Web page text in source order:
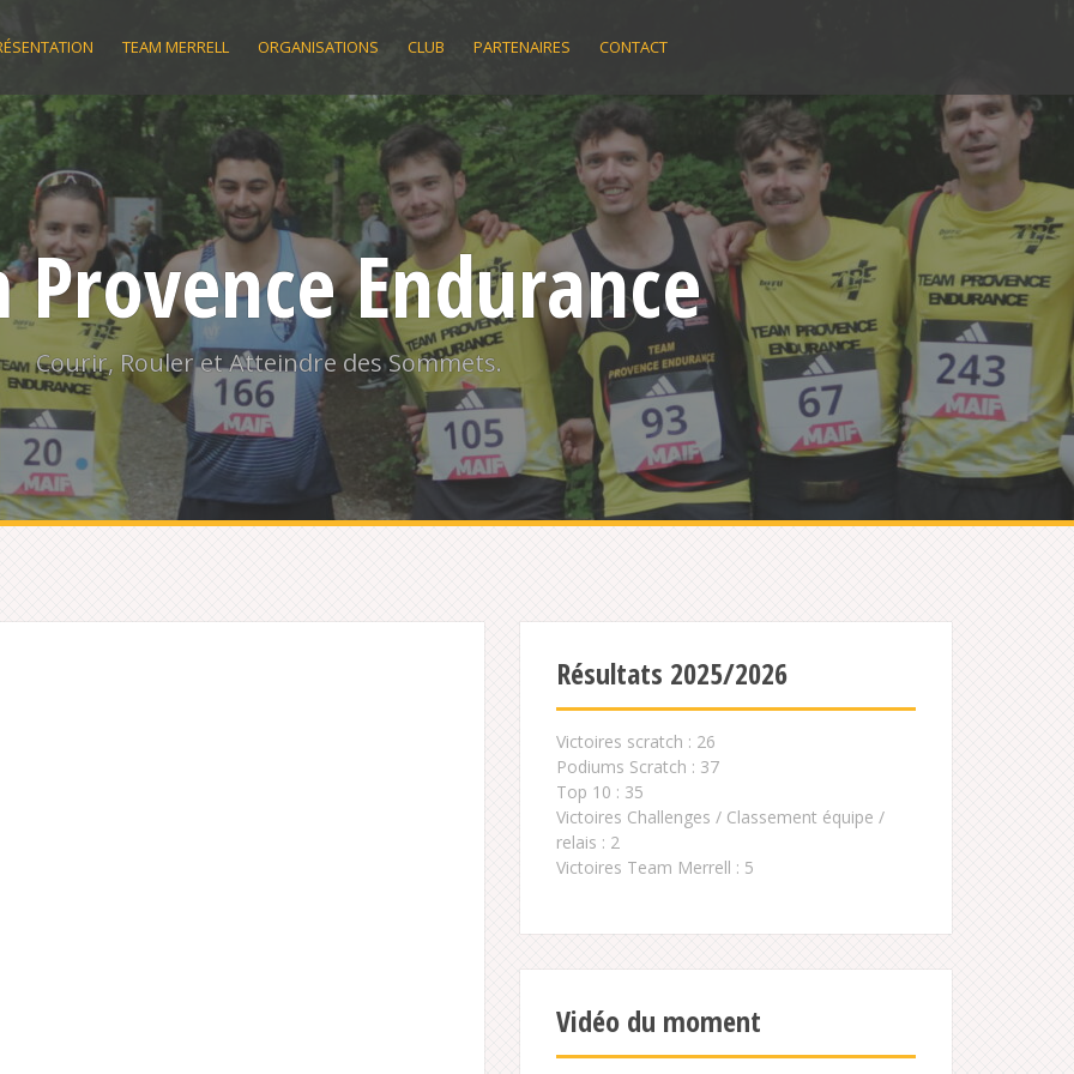
TEAM MERRELL ORGANISATIONS CLUB PARTENAIRES CONTACT
Provence Endurance
Courir, Rouler et Atteindre des Sommets.
Résultats 2025/2026
Victoires scratch : 26
Podiums Scratch : 37
Top 10 : 35
Victoires Challenges / Classement équipe /
relais : 2
Victoires Team Merrell : 5
Vidéo du moment